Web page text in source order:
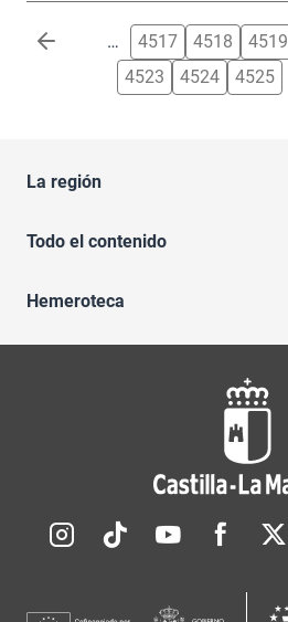
Paginación … 4517 4518 4519
4523
4524 4525
La región
Todo el contenido
Hemeroteca
Redes sociales JCCM